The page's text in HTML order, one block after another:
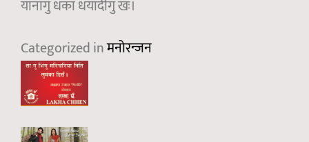
यानागु धका धयादीगु खः।
Categorized inमनोरन्जन